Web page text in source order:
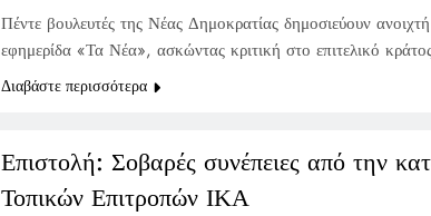
Πέντε βουλευτές της Νέας Δημοκρατίας δημοσιεύουν
εφημερίδα «Τα Νέα», ασκώντας κριτική στο επιτελικό
Διαβάστε περισσότερα
Επιστολή: Σοβαρές συνέπειες από την
Τοπικών Επιτροπών ΙΚΑ